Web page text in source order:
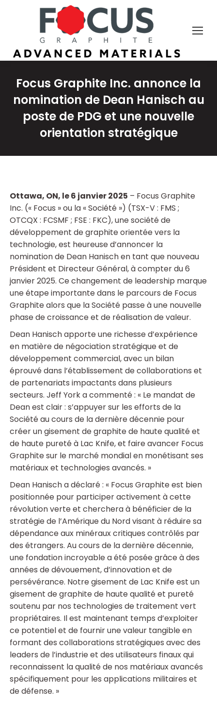
Focus Graphite Inc. annonce la
nomination de Dean Hanisch au
poste de PDG et une nouvelle
orientation stratégique
Ottawa, ON, le 6 janvier 2025 – Focus Graphite
Inc. (« Focus » ou la « Société ») (TSX-V : FMS ;
OTCQX : FCSMF ; FSE : FKC), une société de
développement de graphite orientée vers la
technologie, est heureuse d’annoncer la
nomination de Dean Hanisch en tant que nouveau
Président et Directeur Général, à compter du 6
janvier 2025. Ce changement de leadership marque
une étape importante dans le parcours de Focus
Graphite alors que la Société passe à une nouvelle
phase de croissance et de réalisation de valeur.
Dean Hanisch apporte une richesse d’expérience
en matière de négociation stratégique et de
développement commercial, avec un bilan
éprouvé dans l’établissement de collaborations et
de partenariats impactants dans plusieurs
secteurs. Jeff York a commenté : « Le mandat de
Dean est clair : s’appuyer sur les efforts de la
Société au cours de la dernière décennie pour
créer un gisement de graphite de haute qualité et
de haute pureté à Lac Knife, et faire avancer Focus
Graphite sur le marché mondial en monétisant ses
matériaux et technologies avancés. »
Dean Hanisch a déclaré : « Focus Graphite est bien
positionnée pour participer activement à cette
révolution verte et cherchera à bénéficier de la
stratégie de l’Amérique du Nord visant à réduire sa
dépendance aux minéraux critiques contrôlés par
des étrangers. Au cours de la dernière décennie,
une fondation incroyable a été posée grâce à des
années de dévouement, d’innovation et de
persévérance. Notre gisement de Lac Knife est un
gisement de graphite de haute qualité et pureté
soutenu par nos technologies de traitement vert
propriétaires. Il est maintenant temps d’exploiter
ce potentiel et de fournir une valeur tangible en
formant des collaborations stratégiques avec des
leaders de l’industrie et des utilisateurs finaux qui
reconnaissent la qualité de nos matériaux avancés
spécifiquement pour les applications militaires et
de défense. »